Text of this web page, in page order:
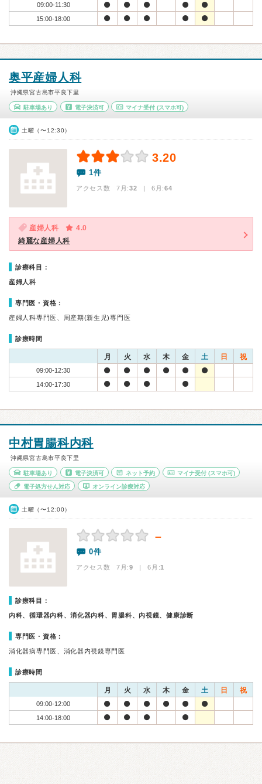
09:00-11:30
15:00-18:00
奥平産婦人科
沖縄県宮古島市平良下里
駐車場あり 電子決済可 マイナ受付 (スマホ可)
土曜（〜12:30）
3.20
1件
アクセス数 7月:32 | 6月:64
産婦人科
4.0
綺麗な産婦人科
診療科目：
産婦人科
専門医・資格：
産婦人科専門医、周産期(新生児)専門医
診療時間
月 火 水 木 金 土 日 祝
09:00-12:30
14:00-17:30
中村胃腸科内科
沖縄県宮古島市平良下里
駐車場あり 電子決済可 ネット予約 マイナ受付 (スマホ可)
電子処方せん対応 オンライン診療対応
土曜（〜12:00）
－
0件
アクセス数 7月:9 | 6月:1
診療科目：
内科、循環器内科、消化器内科、胃腸科、内視鏡、健康診断
専門医・資格：
消化器病専門医、消化器内視鏡専門医
診療時間
月 火 水 木 金 土 日 祝
09:00-12:00
14:00-18:00